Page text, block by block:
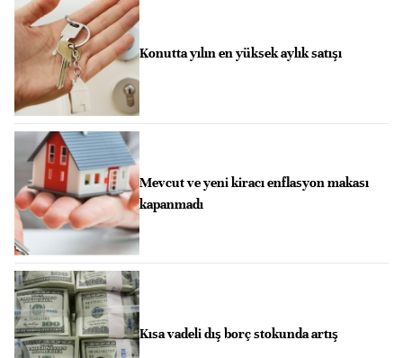
Konutta yılın en yüksek aylık satışı
Mevcut ve yeni kiracı enflasyon makası
kapanmadı
Kısa vadeli dış borç stokunda artış